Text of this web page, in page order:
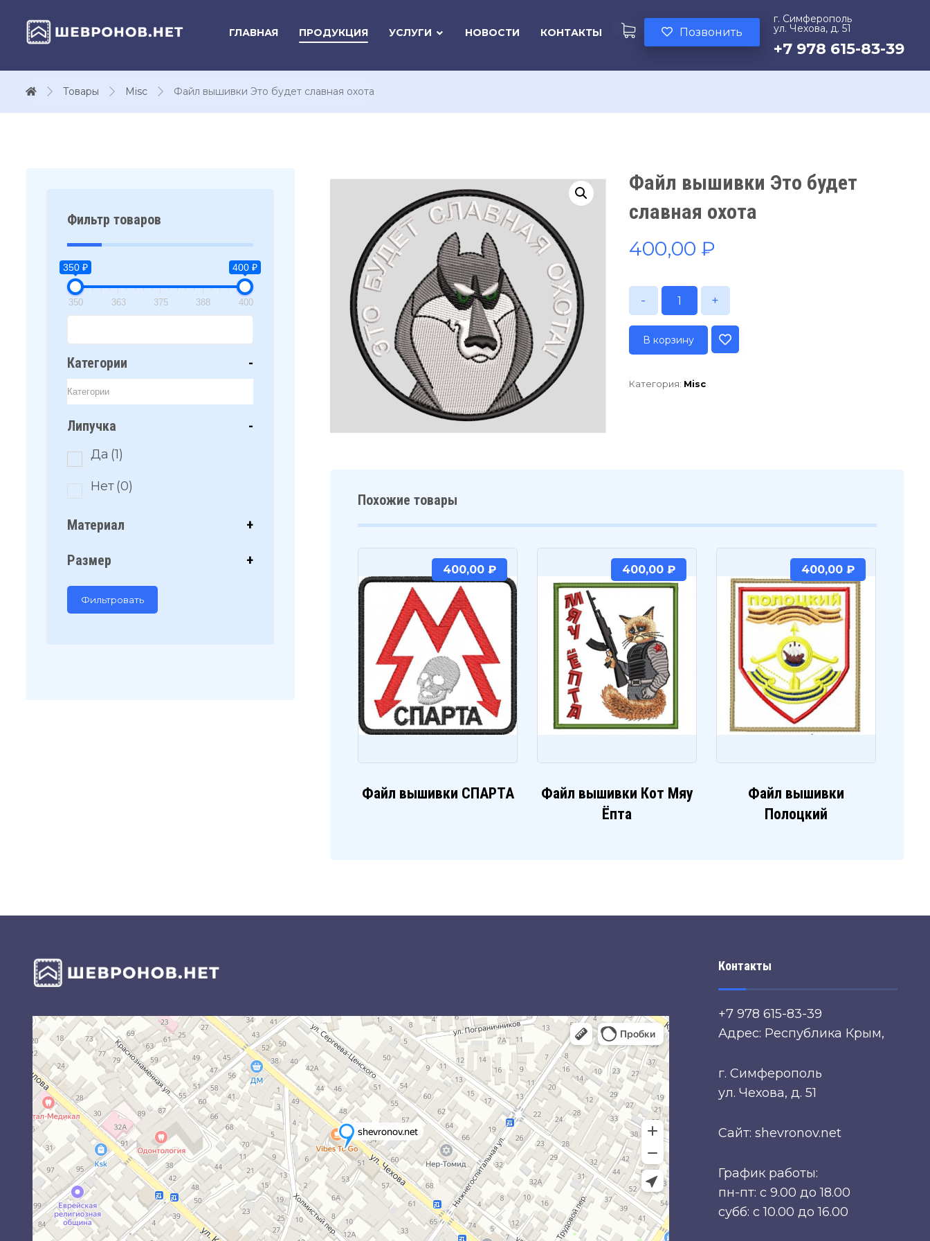
г. Симферополь
ул. Чехова, д. 51
+7 978 615-83-39
Позвонить
ГЛАВНАЯ ПРОДУКЦИЯ УСЛУГИ НОВОСТИ КОНТАКТЫ
Товары Misc Файл вышивки Это будет славная охота
Файл вышивки Это будет
славная охота
400,00 ₽
- +
В корзину
Категория: Misc
Похожие товары
Файл вышивки СПАРТА
400,00 ₽
Файл вышивки Кот Мяу
Ёпта
400,00 ₽
Файл вышивки
Полоцкий
400,00 ₽
Фильтр товаров
350 ₽ 400 ₽
350 363 375 388 400
Категории -
Липучка -
Да (1)
Нет(0)
Материал +
Размер +
Фильтровать
Контакты
+7 978 615-83-39
Адрес: Республика Крым,
г. Симферополь
ул. Чехова, д. 51
Сайт: shevronov.net
График работы:
пн-пт: с 9.00 до 18.00
субб: с 10.00 до 16.00